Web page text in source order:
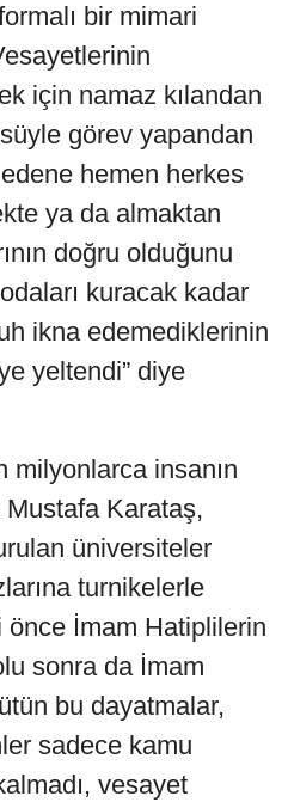
bir mimari
için namaz kılandan
görev yapandan
hemen herkes
ya da almaktan
doğru olduğunu
kuracak kadar
ikna edemediklerinin
yeltendi” diye
milyonlarca insanın
Karataş,
üniversiteler
turnikelerle
önce İmam Hatiplilerin
sonra da İmam
bu dayatmalar,
sadece kamu
vesayet